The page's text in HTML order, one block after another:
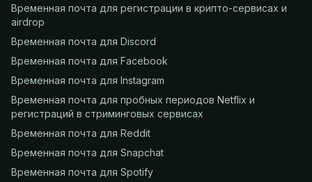
Временная почта для регистрации в крипто-сервисах и
airdrop
Временная почта для Discord
Временная почта для Facebook
Временная почта для Instagram
Временная почта для пробных периодов Netflix и
регистраций в стриминговых сервисах
Временная почта для Reddit
Временная почта для Snapchat
Временная почта для Spotify